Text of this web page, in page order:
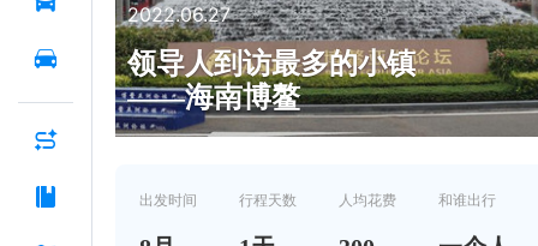
2022.06.27
领导人到访最多的小镇
——海南博鳌
出发时间 行程天数 人均花费 和谁出行